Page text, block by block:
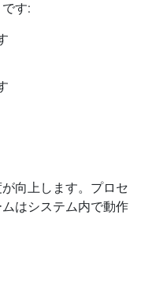
す:
向上します。プロセ
はシステム内で動作